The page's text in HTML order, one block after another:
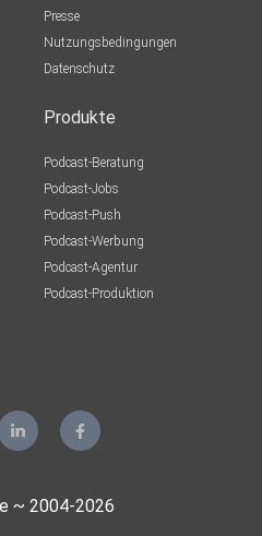
Presse
Nutzungsbedingungen
Datenschutz
Produkte
Podcast-Beratung
Podcast-Jobs
Podcast-Push
Podcast-Werbung
Podcast-Agentur
Podcast-Produktion
~ 2004-2026